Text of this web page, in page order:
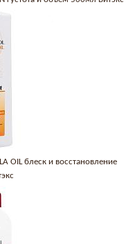
OIL блеск и восстановление